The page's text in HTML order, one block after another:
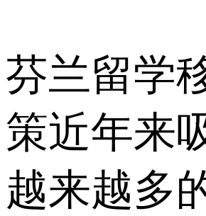
芬兰留学
策近年来
越来越多